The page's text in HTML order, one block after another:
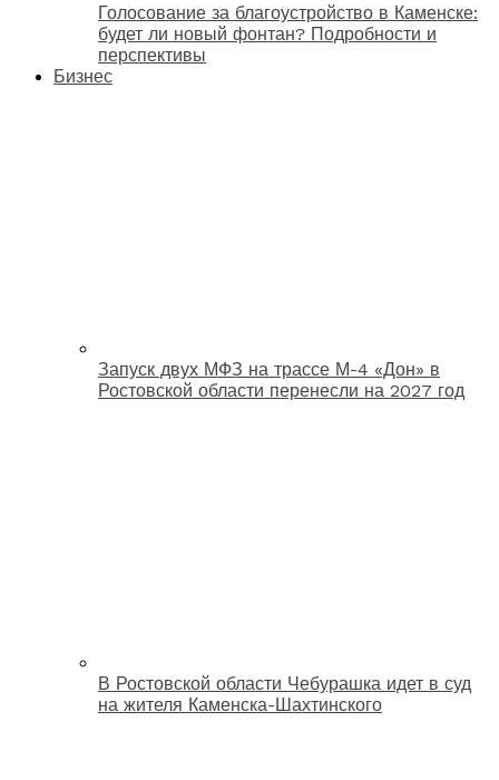
Голосование за благоустройство в Каменске:
будет ли новый фонтан? Подробности и
перспективы
Бизнес
Запуск двух МФЗ на трассе М-4 «Дон» в
Ростовской области перенесли на 2027 год
В Ростовской области Чебурашка идет в суд
на жителя Каменска-Шахтинского